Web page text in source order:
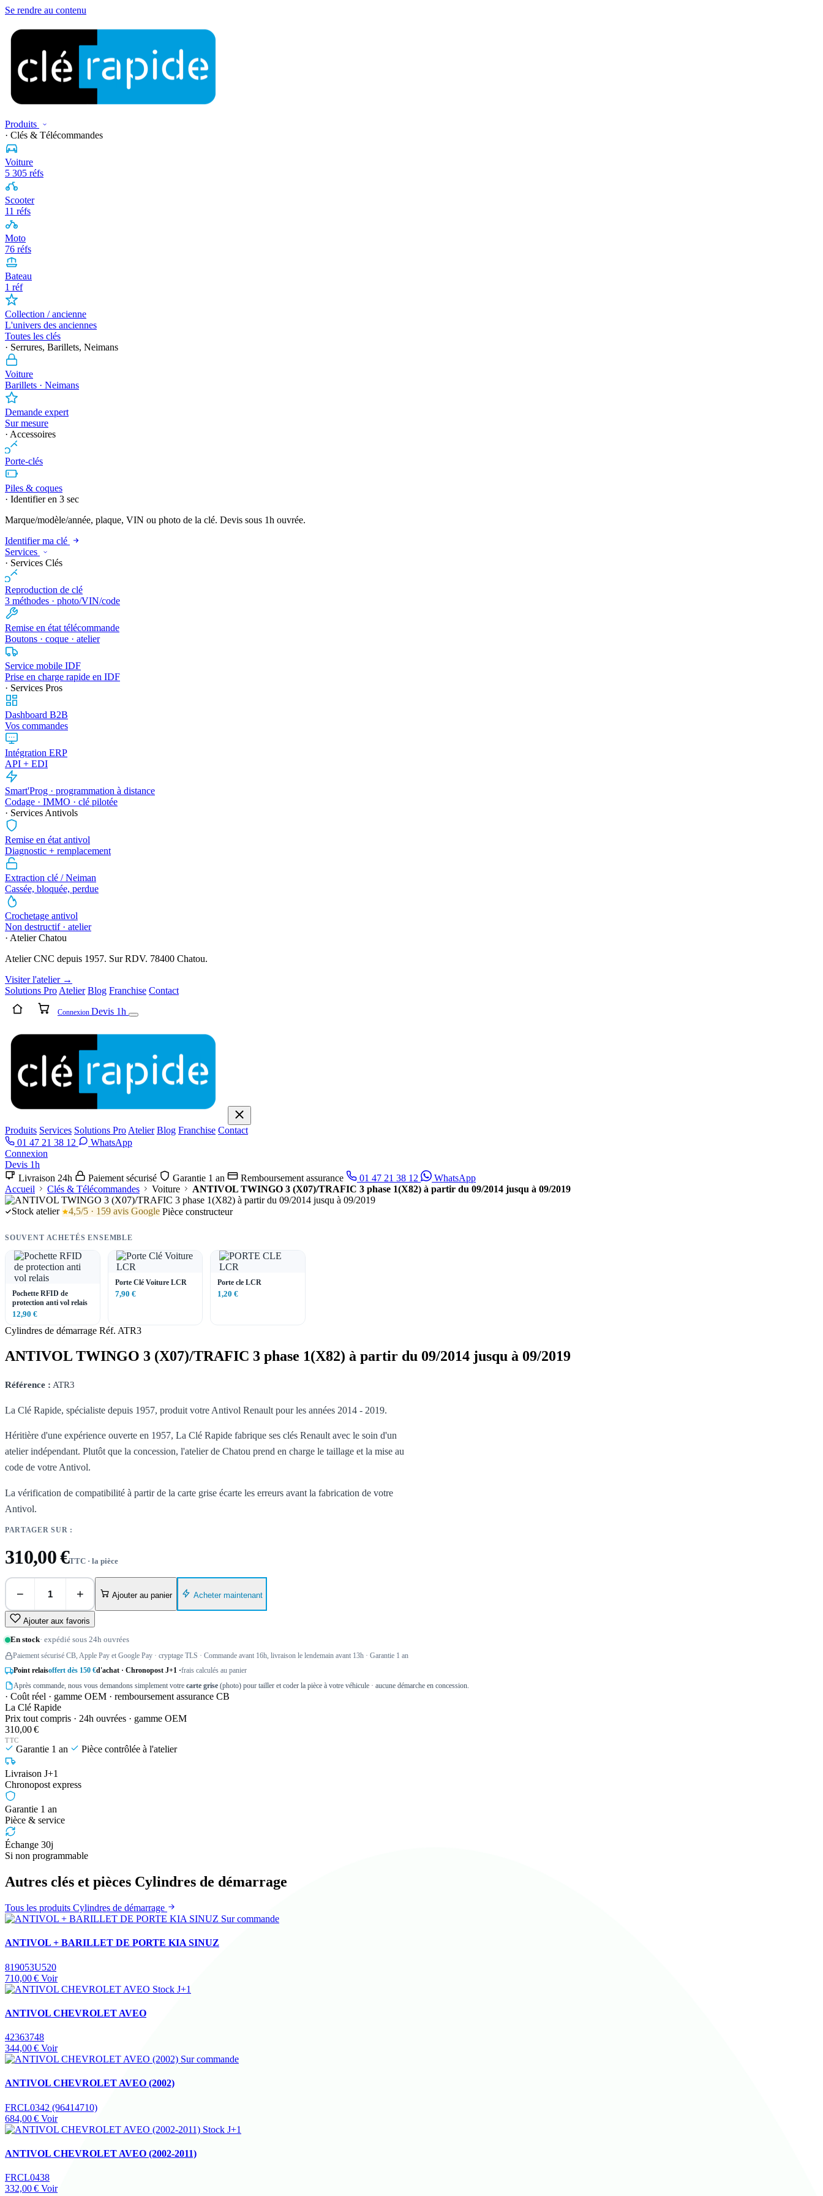
Se rendre au contenu
Produits
· Clés & Télécommandes
Voiture
5 305 réfs
Scooter
11 réfs
Moto
76 réfs
Bateau
1 réf
Collection / ancienne
L'univers des anciennes
Toutes les clés
· Serrures, Barillets, Neimans
Voiture
Barillets · Neimans
Demande expert
Sur mesure
· Accessoires
Porte-clés
Piles & coques
· Identifier en 3 sec
Marque/modèle/année, plaque, VIN ou photo de la clé. Devis sous 1h ouvrée.
Identifier ma clé
Services
· Services Clés
Reproduction de clé
3 méthodes · photo/VIN/code
Remise en état télécommande
Boutons · coque · atelier
Service mobile IDF
Prise en charge rapide en IDF
· Services Pros
Dashboard B2B
Vos commandes
Intégration ERP
API + EDI
Smart'Prog · programmation à distance
Codage · IMMO · clé pilotée
· Services Antivols
Remise en état antivol
Diagnostic + remplacement
Extraction clé / Neiman
Cassée, bloquée, perdue
Crochetage antivol
Non destructif · atelier
· Atelier Chatou
Atelier CNC depuis 1957. Sur RDV. 78400 Chatou.
Visiter l'atelier →
Solutions Pro Atelier Blog Franchise Contact
Connexion Devis 1h
Produits Services Solutions Pro Atelier Blog Franchise Contact
01 47 21 38 12
WhatsApp
Connexion
Devis 1h
Livraison 24h
Paiement sécurisé Garantie 1 an Remboursement assurance 01 47 21 38 12
WhatsApp
Accueil
Clés & Télécommandes Voiture ANTIVOL TWINGO 3 (X07)/TRAFIC 3 phase 1(X82) à partir du 09/2014 jusqu à 09/2019
Stock atelier 4,5/5 · 159 avis Google Pièce constructeur
SOUVENT ACHETÉS ENSEMBLE
Pochette RFID de
protection anti vol relais
12,90 €
Porte Clé Voiture LCR
7,90 €
Porte cle LCR
1,20 €
Cylindres de démarrage Réf. ATR3
ANTIVOL TWINGO 3 (X07)/TRAFIC 3 phase 1(X82) à partir du 09/2014 jusqu à 09/2019
Référence : ATR3
La Clé Rapide, spécialiste depuis 1957, produit votre Antivol Renault pour les années 2014 - 2019.
Héritière d'une expérience ouverte en 1957, La Clé Rapide fabrique ses clés Renault avec le soin d'un
atelier indépendant. Plutôt que la concession, l'atelier de Chatou prend en charge le taillage et la mise au
code de votre Antivol.
La vérification de compatibilité à partir de la carte grise écarte les erreurs avant la fabrication de votre
Antivol.
PARTAGER SUR :
310,00 €TTC · la pièce
− + Ajouter au panier Acheter maintenant
Ajouter aux favoris
En stock· expédié sous 24h ouvrées
Paiement sécurisé CB, Apple Pay et Google Pay · cryptage TLS · Commande avant 16h, livraison le lendemain avant 13h · Garantie 1 an
Point relaisoffert dès 150 €d'achat · Chronopost J+1 ·frais calculés au panier
Après commande, nous vous demandons simplement votre carte grise (photo) pour tailler et coder la pièce à votre véhicule · aucune démarche en concession.
· Coût réel · gamme OEM · remboursement assurance CB
La Clé Rapide
Prix tout compris · 24h ouvrées · gamme OEM
310,00 €
TTC
Garantie 1 an Pièce contrôlée à l'atelier
Livraison J+1
Chronopost express
Garantie 1 an
Pièce & service
Échange 30j
Si non programmable
Autres clés et pièces Cylindres de démarrage
Tous les produits Cylindres de démarrage
Sur commande
ANTIVOL + BARILLET DE PORTE KIA SINUZ
819053U520
710,00 € Voir
Stock J+1
ANTIVOL CHEVROLET AVEO
42363748
344,00 € Voir
Sur commande
ANTIVOL CHEVROLET AVEO (2002)
FRCL0342 (96414710)
684,00 € Voir
Stock J+1
ANTIVOL CHEVROLET AVEO (2002-2011)
FRCL0438
332,00 € Voir